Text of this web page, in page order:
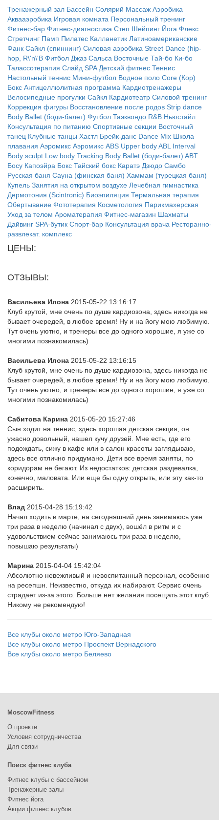
Тренажерный зал Бассейн Солярий Массаж Аэробика
Аквааэробика Игровая комната Персональный тренинг
Фитнес-бар Фитнес-диагностика Степ Шейпинг Йога Флекс
Стретчинг Памп Пилатес Калланетик Латиноамериканские
Фанк Сайкл (спиннинг) Силовая аэробика Street Dance (hip-
hop, R\'n\'B Фитбол Джаз Сальса Восточные Тай-бо Ки-бо
Талассотерапия Слайд SPA Детский фитнес Теннис
Настольный теннис Мини-футбол Водное поло Core (Кор)
Бокс Антицеллюлитная программа Кардиотренажеры
Велосипедные прогулки Сайкл Кардиотеатр Силовой тренинг
Коррекция фигуры Восстановление после родов Strip dance
Body Ballet (боди-балет) Футбол Таэквондо R&B Ньюстайл
Консультация по питанию Спортивные секции Восточный
танец Клубные танцы Хастл Брейк-данс Dance Mix Школа
плавания Аэромикс Аэромикс ABS Upper bodyABL Interval
Body sculpt Low body Tracking Body Ballet (боди-балет) ABT
Босу Капоэйра Бокс Тайский бокс Каратэ Дзюдо Самбо
Русская баня Сауна (финская баня) Хаммам (турецкая баня)
Купель Занятия на открытом воздухе Лечебная гимнастика
Дермотония (Scintronic) Биоэпиляция Термальная терапия
Обертывание Фототерапия Косметология Парикмахерская
Уход за телом Ароматерапия Фитнес-магазин Шахматы
Дайвинг SPA-бутик Спорт-бар Консультация врача Ресторанно-
развлекат. комплекс
ЦЕНЫ:
ОТЗЫВЫ:
Васильева Илона 2015-05-22 13:16:17
Клуб крутой, мне очень по душе кардиозона, здесь никогда не
бывает очередей, в любое время! Ну и на йогу мою любимую.
Тут очень уютно, и тренеры все до одного хорошие, я уже со
многими познакомилась)
Васильева Илона 2015-05-22 13:16:15
Клуб крутой, мне очень по душе кардиозона, здесь никогда не
бывает очередей, в любое время! Ну и на йогу мою любимую.
Тут очень уютно, и тренеры все до одного хорошие, я уже со
многими познакомилась)
Сабитова Карина 2015-05-20 15:27:46
Сын ходит на теннис, здесь хорошая детская секция, он
ужасно довольный, нашел кучу друзей. Мне есть, где его
подождать, сижу в кафе или в салон красоты заглядываю,
здесь все отлично придумано. Дети все время заняты, по
коридорам не бегают. Из недостатков: детская раздевалка,
конечно, маловата. Или еще бы одну открыть, или эту как-то
расширить.
Влад 2015-04-28 15:19:42
Начал ходить в марте, на сегодняшний день занимаюсь уже
три раза в неделю (начинал с двух), вошёл в ритм и с
удовольствием сейчас занимаюсь три раза в неделю,
повышаю результаты)
Марина 2015-04-04 15:42:04
Абсолютно невежливый и невоспитанный персонал, особенно
на ресепшн. Неизвестно, откуда их набирают. Сервис очень
страдает из-за этого. Больше нет желания посещать этот клуб.
Никому не рекомендую!
Все клубы около метро Юго-Западная
Все клубы около метро Проспект Вернадского
Все клубы около метро Беляево
MoscowFitness
О проекте
Условия сотрудничества
Для связи
Поиск фитнес клуба
Фитнес клубы с бассейном
Тренажерные залы
Фитнес йога
Акции фитнес клубов